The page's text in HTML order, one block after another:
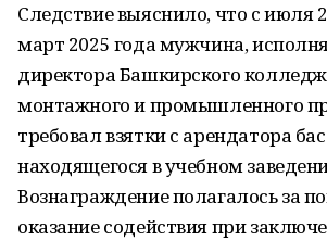
Следствие выяснило, что с июля
март 2025 года мужчина,
директора Башкирского
монтажного и промышленного
требовал взятки с арендатора
находящегося в учебном
Вознаграждение полагалось за
оказание содействия при